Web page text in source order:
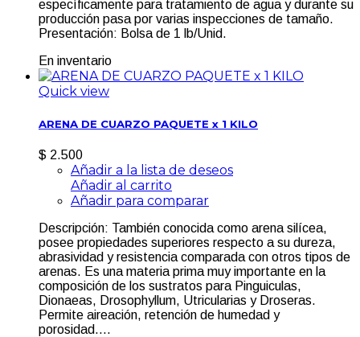
específicamente para tratamiento de agua y durante su
producción pasa por varias inspecciones de tamaño.
Presentación: Bolsa de 1 lb/Unid.
En inventario
Quick view
ARENA DE CUARZO PAQUETE x 1 KILO
$ 2.500
Añadir a la lista de deseos
Añadir al carrito
Añadir para comparar
Descripción: También conocida como arena silícea,
posee propiedades superiores respecto a su dureza,
abrasividad y resistencia comparada con otros tipos de
arenas. Es una materia prima muy importante en la
composición de los sustratos para Pinguiculas,
Dionaeas, Drosophyllum, Utricularias y Droseras.
Permite aireación, retención de humedad y
porosidad....